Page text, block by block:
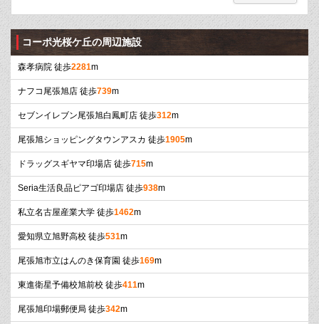
コーポ光桜ケ丘の周辺施設
森孝病院 徒歩2281m
ナフコ尾張旭店 徒歩739m
セブンイレブン尾張旭白鳳町店 徒歩312m
尾張旭ショッピングタウンアスカ 徒歩1905m
ドラッグスギヤマ印場店 徒歩715m
Seria生活良品ピアゴ印場店 徒歩938m
私立名古屋産業大学 徒歩1462m
愛知県立旭野高校 徒歩531m
尾張旭市立はんのき保育園 徒歩169m
東進衛星予備校旭前校 徒歩411m
尾張旭印場郵便局 徒歩342m